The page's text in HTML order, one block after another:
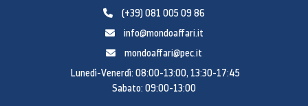
Hub potrai giocare in cloud con la massima qualità
streaming. Inoltre, Daily+ ti aiuterà a gestire al
meglio le attività quotidiane e con SmartThings
potrai controllare i tuoi dispositivi intelligenti
direttamente dal TV.
(+39) 081 005 09 86
info@mondoaffari.it
mondoaffari@pec.it
Lunedì-Venerdì: 08:00-13:00, 13:30-17:45
Sabato: 09:00-13:00